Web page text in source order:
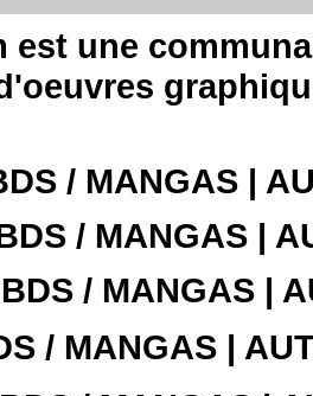
est une
/ MANGAS |
/ MANGAS |
/ MANGAS |
/ MANGAS |